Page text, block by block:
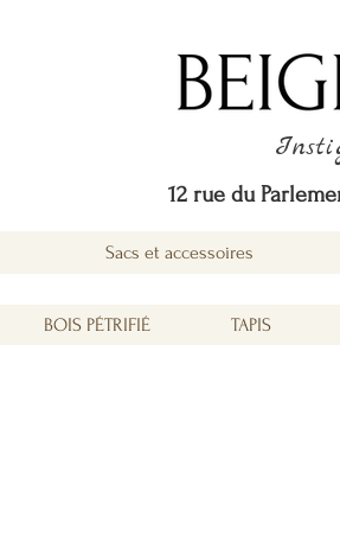
12 rue du
Sacs et accessoires
BOIS PÉTRIFIÉ TAPIS